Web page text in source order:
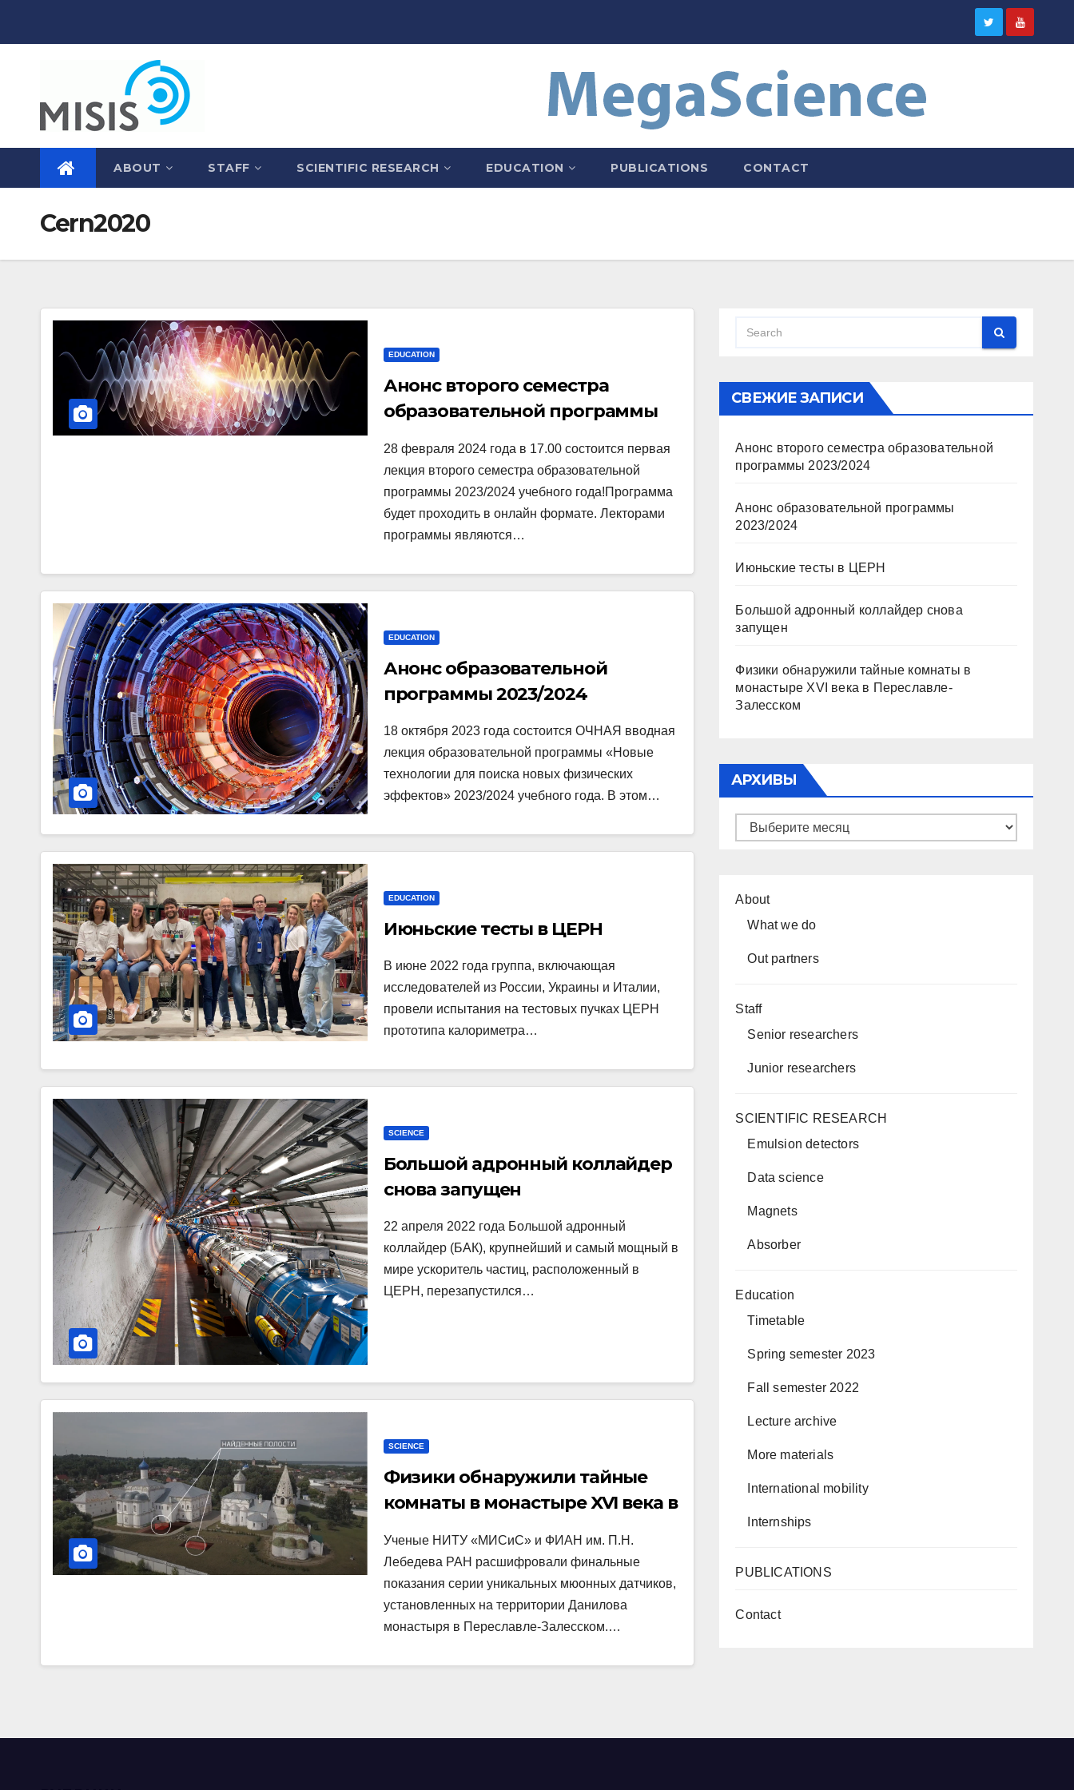
ABOUT STAFF SCIENTIFIC RESEARCH EDUCATION PUBLICATIONS CONTACT
Cern2020
EDUCATION
Анонс второго семестра
образовательной программы
28 февраля 2024 года в 17.00 состоится первая
лекция второго семестра образовательной
программы 2023/2024 учебного года!Программа
будет проходить в онлайн формате. Лекторами
программы являются…
EDUCATION
Анонс образовательной
программы 2023/2024
18 октября 2023 года состоится ОЧНАЯ вводная
лекция образовательной программы «Новые
технологии для поиска новых физических
эффектов» 2023/2024 учебного года. В этом…
EDUCATION
Июньские тесты в ЦЕРН
В июне 2022 года группа, включающая
исследователей из России, Украины и Италии,
провели испытания на тестовых пучках ЦЕРН
прототипа калориметра…
SCIENCE
Большой адронный коллайдер
снова запущен
22 апреля 2022 года Большой адронный
коллайдер (БАК), крупнейший и самый мощный в
мире ускоритель частиц, расположенный в
ЦЕРН, перезапустился…
SCIENCE
Физики обнаружили тайные
комнаты в монастыре XVI века в
Ученые НИТУ «МИСиС» и ФИАН им. П.Н.
Лебедева РАН расшифровали финальные
показания серии уникальных мюонных датчиков,
установленных на территории Данилова
монастыря в Переславле-Залесском.…
СВЕЖИЕ ЗАПИСИ
Анонс второго семестра образовательной
программы 2023/2024
Анонс образовательной программы
2023/2024
Июньские тесты в ЦЕРН
Большой адронный коллайдер снова
запущен
Физики обнаружили тайные комнаты в
монастыре XVI века в Переславле-
Залесском
АРХИВЫ
Архивы
About
What we do
Out partners
Staff
Senior researchers
Junior researchers
SCIENTIFIC RESEARCH
Emulsion detectors
Data science
Magnets
Absorber
Education
Timetable
Spring semester 2023
Fall semester 2022
Lecture archive
More materials
International mobility
Internships
PUBLICATIONS
Contact